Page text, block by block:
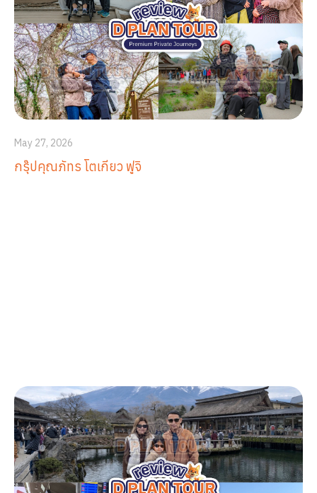
May 27, 2026
กรุ๊ปคุณภัทร โตเกียว ฟูจิ